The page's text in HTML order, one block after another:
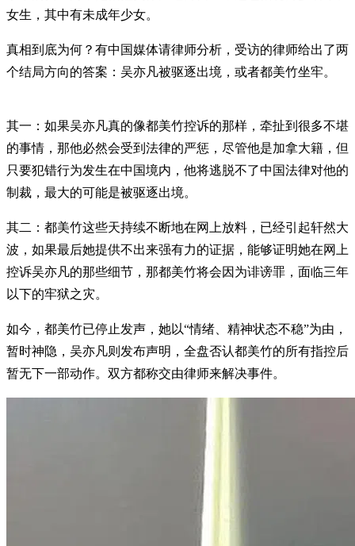
女生，其中有未成年少女。
真相到底为何？有中国媒体请律师分析，受访的律师给出了两
个结局方向的答案：吴亦凡被驱逐出境，或者都美竹坐牢。
其一：如果吴亦凡真的像都美竹控诉的那样，牵扯到很多不堪
的事情，那他必然会受到法律的严惩，尽管他是加拿大籍，但
只要犯错行为发生在中国境内，他将逃脱不了中国法律对他的
制裁，最大的可能是被驱逐出境。
其二：都美竹这些天持续不断地在网上放料，已经引起轩然大
波，如果最后她提供不出来强有力的证据，能够证明她在网上
控诉吴亦凡的那些细节，那都美竹将会因为诽谤罪，面临三年
以下的牢狱之灾。
如今，都美竹已停止发声，她以“情绪、精神状态不稳”为由，
暂时神隐，吴亦凡则发布声明，全盘否认都美竹的所有指控后
暂无下一部动作。双方都称交由律师来解决事件。